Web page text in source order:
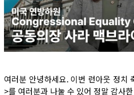
여러분 안녕하세요. 이번 런아웃 정
>를 여러분과 나눌 수 있어 정말 감사